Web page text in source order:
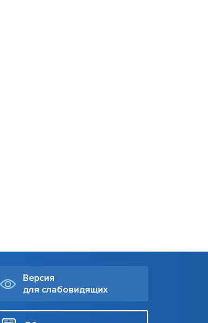
Версия
для слабовидящих